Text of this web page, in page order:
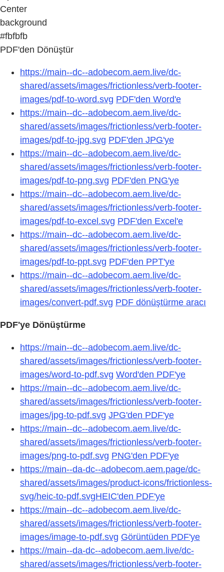
Center
background
#fbfbfb
PDF'den Dönüştür
https://main--dc--adobecom.aem.live/dc-
shared/assets/images/frictionless/verb-footer-
images/pdf-to-word.svg PDF'den Word'e
https://main--dc--adobecom.aem.live/dc-
shared/assets/images/frictionless/verb-footer-
images/pdf-to-jpg.svg PDF'den JPG'ye
https://main--dc--adobecom.aem.live/dc-
shared/assets/images/frictionless/verb-footer-
images/pdf-to-png.svg PDF'den PNG'ye
https://main--dc--adobecom.aem.live/dc-
shared/assets/images/frictionless/verb-footer-
images/pdf-to-excel.svg PDF'den Excel'e
https://main--dc--adobecom.aem.live/dc-
shared/assets/images/frictionless/verb-footer-
images/pdf-to-ppt.svg PDF'den PPT'ye
https://main--dc--adobecom.aem.live/dc-
shared/assets/images/frictionless/verb-footer-
images/convert-pdf.svg PDF dönüştürme aracı
PDF'ye Dönüştürme
https://main--dc--adobecom.aem.live/dc-
shared/assets/images/frictionless/verb-footer-
images/word-to-pdf.svg Word'den PDF'ye
https://main--dc--adobecom.aem.live/dc-
shared/assets/images/frictionless/verb-footer-
images/jpg-to-pdf.svg JPG'den PDF'ye
https://main--dc--adobecom.aem.live/dc-
shared/assets/images/frictionless/verb-footer-
images/png-to-pdf.svg PNG'den PDF'ye
https://main--da-dc--adobecom.aem.page/dc-
shared/assets/images/product-icons/frictionless-
svg/heic-to-pdf.svgHEIC'den PDF'ye
https://main--dc--adobecom.aem.live/dc-
shared/assets/images/frictionless/verb-footer-
images/image-to-pdf.svg Görüntüden PDF'ye
https://main--da-dc--adobecom.aem.live/dc-
shared/assets/images/frictionless/verb-footer-